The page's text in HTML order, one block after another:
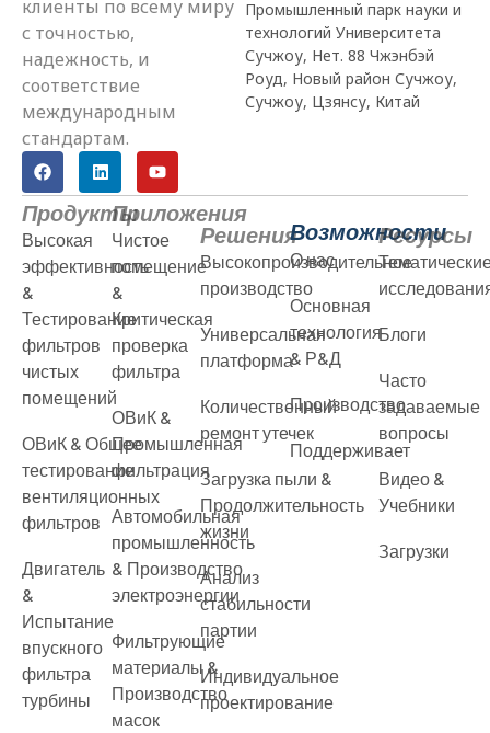
клиенты по всему миру
с точностью,
надежность, и
соответствие
международным
стандартам.
Промышленный парк науки и
технологий Университета
Сучжоу, Нет. 88 Чжэнбэй
Роуд, Новый район Сучжоу,
Сучжоу, Цзянсу, Китай
Продукты
Высокая
эффективность
&
Тестирование
фильтров
чистых
помещений
ОВиК & Общее
тестирование
вентиляционных
фильтров
Двигатель
&
Испытание
впускного
фильтра
турбины
Приложения
Чистое
помещение
&
Критическая
проверка
фильтра
ОВиК &
Промышленная
фильтрация
Автомобильная
промышленность
& Производство
электроэнергии
Фильтрующие
материалы &
Производство
масок
Решения
Высокопроизводительное
производство
Универсальная
платформа
Количественный
ремонт утечек
Загрузка пыли &
Продолжительность
жизни
Анализ
стабильности
партии
Индивидуальное
проектирование
Возможности
О нас
Основная
технология
& Р&Д
Производство
Поддерживает
Ресурсы
Блоги
Часто
задаваемые
вопросы
Видео &
Учебники
Загрузки